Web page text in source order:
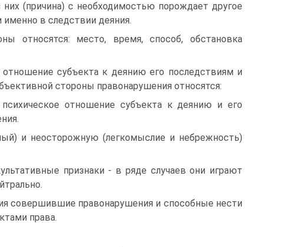
(причина) с необходимостью порождает другое
в следствии деяния.
относятся: место, время, способ, обстановка
субъекта к деянию его последствиям и
стороны правонарушения относятся:
отношение субъекта к деянию и его
и неосторожную (легкомыслие и небрежность)
признаки - в ряде случаев они играют
совершившие правонарушения и способные нести
права.